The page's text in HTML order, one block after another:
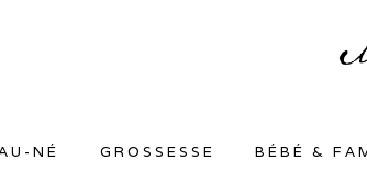
NÉ GROSSESSE BÉBÉ &